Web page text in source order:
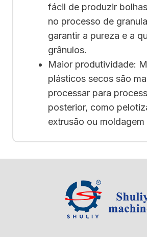
fácil de produzir
no processo de
garantir a pureza e a
grânulos.
Maior produtividade:
plásticos secos são
processar para
posterior, como
extrusão ou